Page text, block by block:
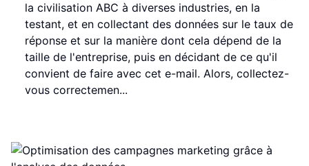
la civilisation ABC à diverses industries, en la
testant, et en collectant des données sur le taux de
réponse et sur la manière dont cela dépend de la
taille de l'entreprise, puis en décidant de ce qu'il
convient de faire avec cet e-mail. Alors, collectez-
vous correctemen...